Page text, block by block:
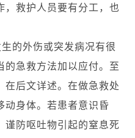
，救护人员要有分工，也
的外伤或突发病况有很
的急救方法加以应付。至
在后文详述。在做急救处
动身体。若患者意识昏
谨防呕吐物引起的窒息死